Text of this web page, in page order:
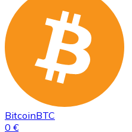
BitcoinBTC
0 €